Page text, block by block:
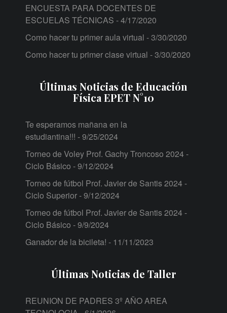
ENCUESTA PARA DOCENTES DE
ESCUELAS TÉCNICAS - 4/17/2020
Como hacer tu primer aula virtual - 3/30/2020
Como hacer tu primer clase virtual - 3/30/2020
Últimas Noticias de Educación
Física EPET N°10
Te esperamos mañana en la
estudiantina!!! - 9/25/2024
Torneo de Voley Prof. Gachy Troncoso 2024 -
Ciclo Básico - 9/12/2024
Torneo de fútbol Prof. Javier de Santis 2024 -
Ciclo Superior- 9/12/2024
Torneo de fútbol Prof. Javier de Santis 2024 -
Ciclo Básico - 9/9/2024
Ganador de la bicileta! - 11/11/2023
Últimas Noticias de Taller
REUNION DE PADRES 3º AÑO AREA